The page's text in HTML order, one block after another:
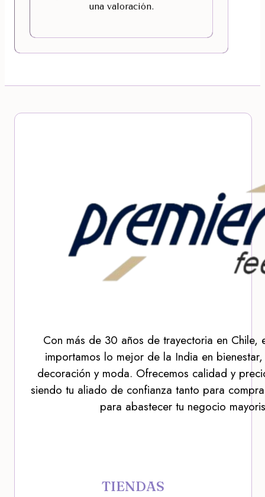
una valoración.
Con más de 30 años de trayectoria en Chile,
importamos lo mejor de la India en
decoración y moda. Ofrecemos calidad y
siendo tu aliado de confianza tanto para
para abastecer tu negocio
TIENDAS